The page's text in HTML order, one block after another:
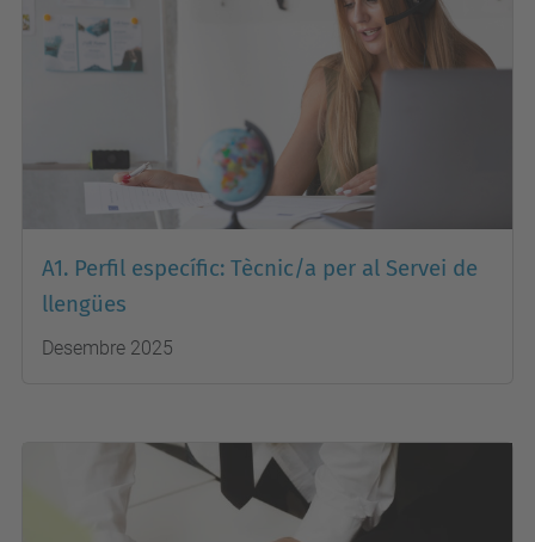
A1. Perfil específic: Tècnic/a per al Servei de
llengües
Desembre 2025